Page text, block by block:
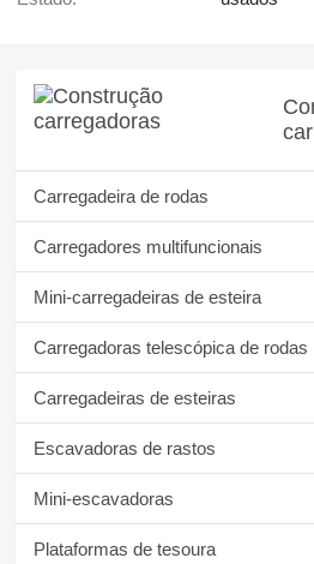
Carregadeira de rodas
Carregadores multifuncionais
Mini-carregadeiras de esteira
Carregadoras telescópica de rodas
Carregadeiras de esteiras
Escavadoras de rastos
Mini-escavadoras
Plataformas de tesoura